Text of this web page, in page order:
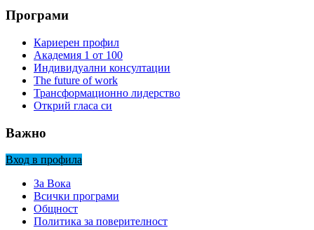
Програми
Кариерен профил
Академия 1 от 100
Индивидуални консултации
The future of work
Трансформационно лидерство
Открий гласа си
Важно
Вход в профила
За Вока
Всички програми
Общност
Политика за поверителност